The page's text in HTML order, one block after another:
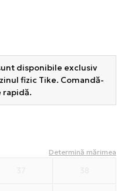
disponibile exclusiv
fizic Tike. Comandă-
rapidă.
Determină mărimea